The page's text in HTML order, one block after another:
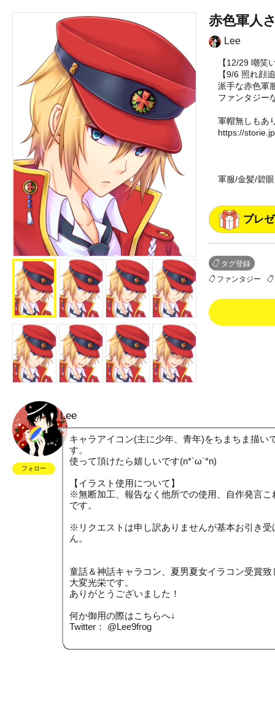
赤色軍人
Lee
【12/29 嘲笑
【9/6 照れ顔
派手な赤色軍
ファンタジー
軍帽無しもあ
https://
軍服/金髪/碧眼
プレ
タグ登録
ファンタジー
フォロー
Lee
キャラアイコン(主に少年、青年)をちまちま描い
す。
使って頂けたら嬉しいです(n*´ω`*n)
【イラスト使用について】
※無断加工、報告なく他所での使用、自作発言こ
です。
※リクエストは申し訳ありませんが基本お引き受
ん。
童話＆神話キャラコン、夏男夏女イラコン受賞致
大変光栄です。
ありがとうございました！
何か御用の際はこちらへ↓
Twitter： @Lee9frog